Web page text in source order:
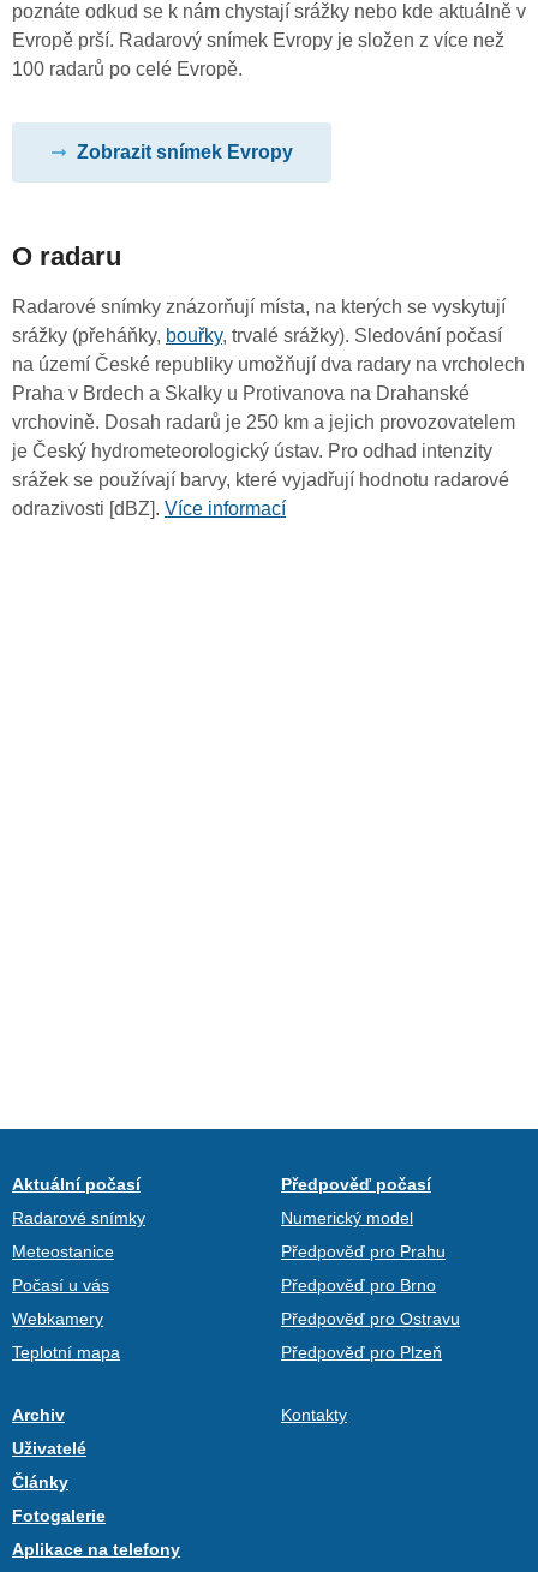
poznáte odkud se k nám chystají srážky nebo kde aktuálně v
Evropě prší. Radarový snímek Evropy je složen z více než
100 radarů po celé Evropě.
Zobrazit snímek Evropy
O radaru
Radarové snímky znázorňují místa, na kterých se vyskytují
srážky (přeháňky, bouřky, trvalé srážky). Sledování počasí
na území České republiky umožňují dva radary na vrcholech
Praha v Brdech a Skalky u Protivanova na Drahanské
vrchovině. Dosah radarů je 250 km a jejich provozovatelem
je Český hydrometeorologický ústav. Pro odhad intenzity
srážek se používají barvy, které vyjadřují hodnotu radarové
odrazivosti [dBZ]. Více informací
Aktuální počasí
Radarové snímky
Meteostanice
Počasí u vás
Webkamery
Teplotní mapa
Předpověď počasí
Numerický model
Předpověď pro Prahu
Předpověď pro Brno
Předpověď pro Ostravu
Předpověď pro Plzeň
Archiv
Uživatelé
Články
Fotogalerie
Aplikace na telefony
Kontakty